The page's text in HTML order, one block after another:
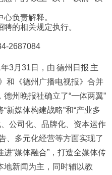
负责解释。
的相关规定执行。
2687084
3月31日，由 德州日报 主
和《德州广播电视报》合并
州晚报社确立了“一体两翼”
新媒体构建战略”和“产业多
公司化、品牌化、资本运作
、多元化经营等方面实现了
“媒体融合”，打造全媒体传
地新闻为主，同时辅以教